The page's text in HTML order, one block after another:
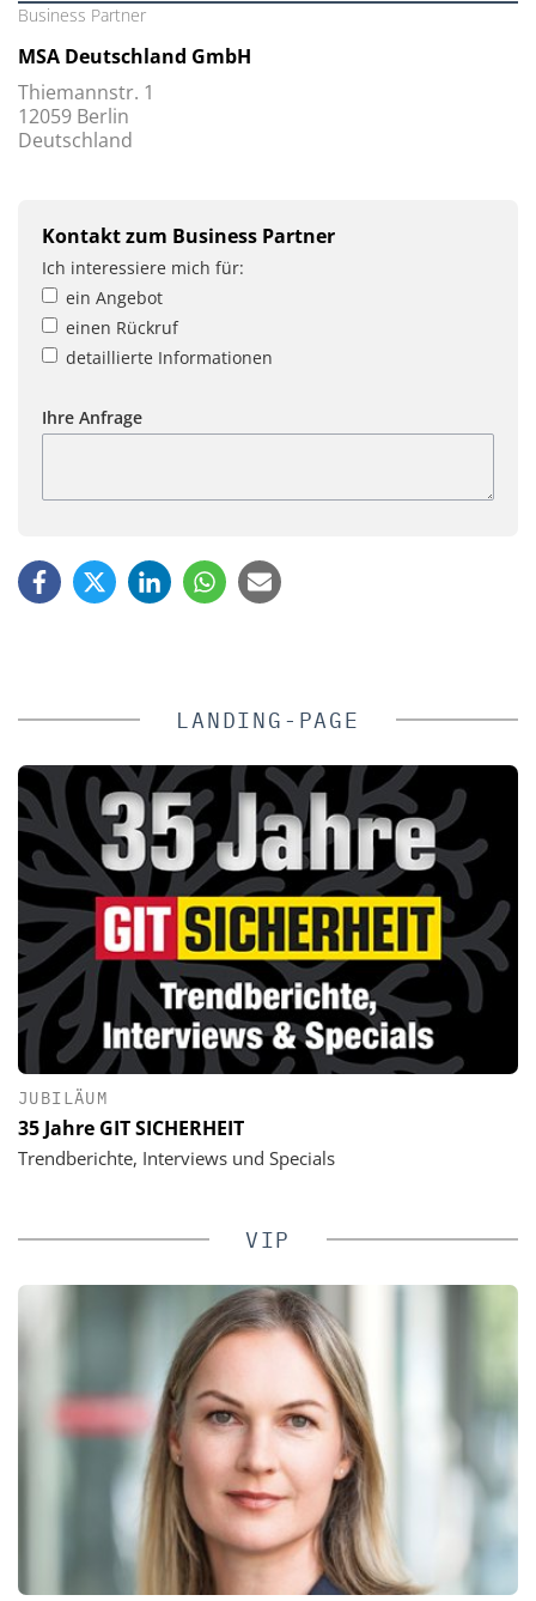
Business Partner
MSA Deutschland GmbH
Thiemannstr. 1
12059 Berlin
Deutschland
Kontakt zum Business Partner
Ich interessiere mich für:
ein Angebot
einen Rückruf
detaillierte Informationen
Ihre Anfrage
LANDING-PAGE
JUBILÄUM
35 Jahre GIT SICHERHEIT
Trendberichte, Interviews und Specials
VIP